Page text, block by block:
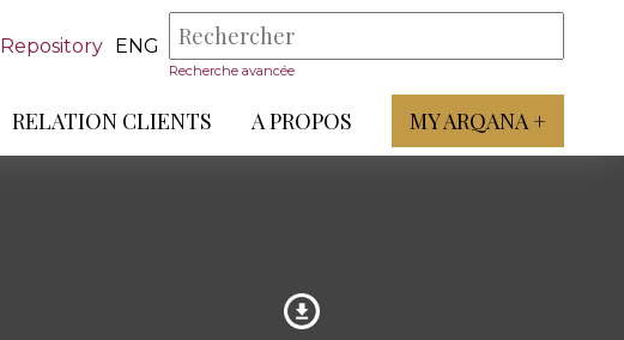
Repository ENG
Recherche avancée
RELATION CLIENTS A PROPOS MY ARQANA +